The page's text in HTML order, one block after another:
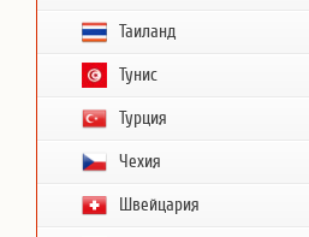
Таиланд
Тунис
Турция
Чехия
Швейцария